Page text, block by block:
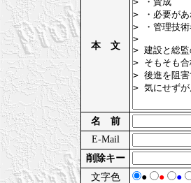
本 文
名 前
E-Mail
削除キー
文字色 ● ● ●